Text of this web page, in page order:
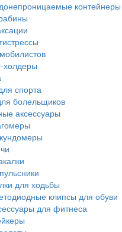
контейнеры
холдеры
спорта
болельщиков
аксессуары
для ходьбы
клипсы для обуви
для фитнеса